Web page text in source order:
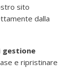
sito
dalla
gestione
e ripristinare